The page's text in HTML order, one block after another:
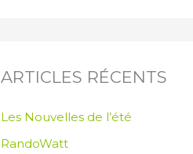
ARTICLES RÉCENTS
Les Nouvelles de l’été
RandoWatt